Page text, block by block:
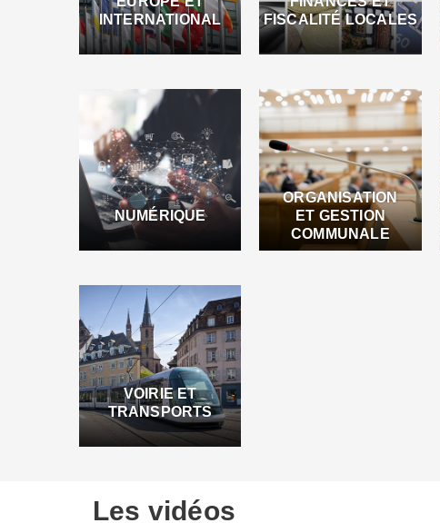
INTERNATIONAL
FISCALITÉ LOCALES
NUMÉRIQUE
ORGANISATION
ET GESTION
COMMUNALE
VOIRIE ET
TRANSPORTS
Les vidéos